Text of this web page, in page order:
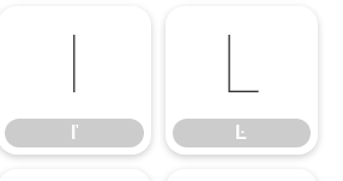
ľ
ľ
Ŀ
Ŀ